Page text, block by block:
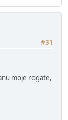
#31
moje rogate,